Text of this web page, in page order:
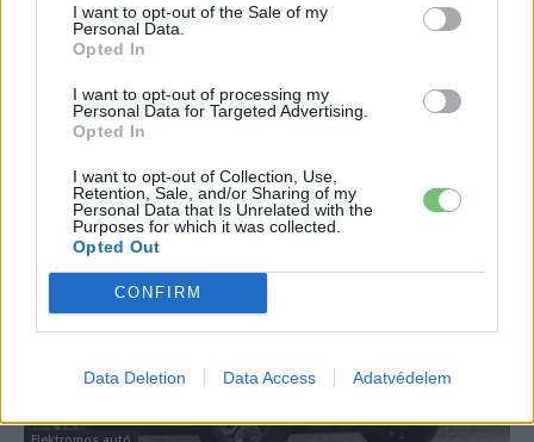
I want to opt-out of the Sale of my
Personal Data.
Opted In
I want to opt-out of processing my
Personal Data for Targeted Advertising.
Opted In
I want to opt-out of Collection, Use,
Retention, Sale, and/or Sharing of my
Personal Data that Is Unrelated with the
Purposes for which it was collected.
Opted Out
CONFIRM
Data Deletion Data Access Adatvédelem
Elektromos autó
Jól halad a Rivian az Amazon elektromos
furgonjainak gyártásával
2025-01-12